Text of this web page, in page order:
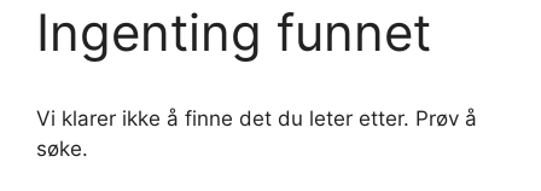
Ingenting funnet
Vi klarer ikke å finne det du leter etter. Prøv å
søke.